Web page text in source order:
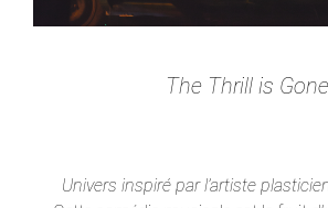
The Thrill is Gone
Univers inspiré par l’artiste